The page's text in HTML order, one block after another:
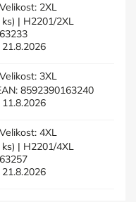
2XL
| H2201/2XL
21.8.2026
3XL
8592390163240
11.8.2026
4XL
| H2201/4XL
21.8.2026